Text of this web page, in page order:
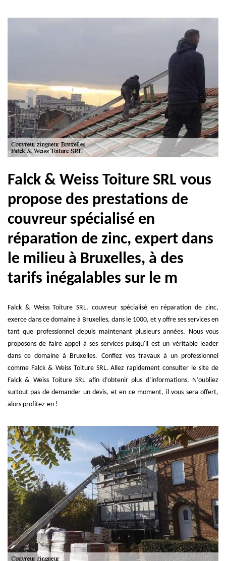
Falck & Weiss Toiture SRL vous
propose des prestations de
couvreur spécialisé en
réparation de zinc, expert dans
le milieu à Bruxelles, à des
tarifs inégalables sur le m
Falck & Weiss Toiture SRL, couvreur spécialisé en réparation de zinc,
exerce dans ce domaine à Bruxelles, dans le 1000, et y offre ses services en
tant que professionnel depuis maintenant plusieurs années. Nous vous
proposons de faire appel à ses services puisqu'il est un véritable leader
dans ce domaine à Bruxelles. Confiez vos travaux à un professionnel
comme Falck & Weiss Toiture SRL. Allez rapidement consulter le site de
Falck & Weiss Toiture SRL afin d’obtenir plus d’informations. N’oubliez
surtout pas de demander un devis, et en ce moment, il vous sera offert,
alors profitez-en !